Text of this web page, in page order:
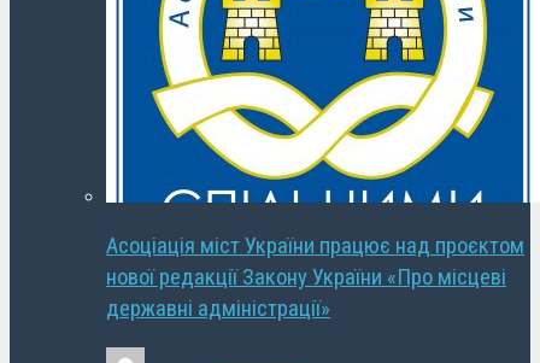
Асоціація міст України працює над проєктом
нової редакції Закону України «Про місцеві
державні адміністрації»